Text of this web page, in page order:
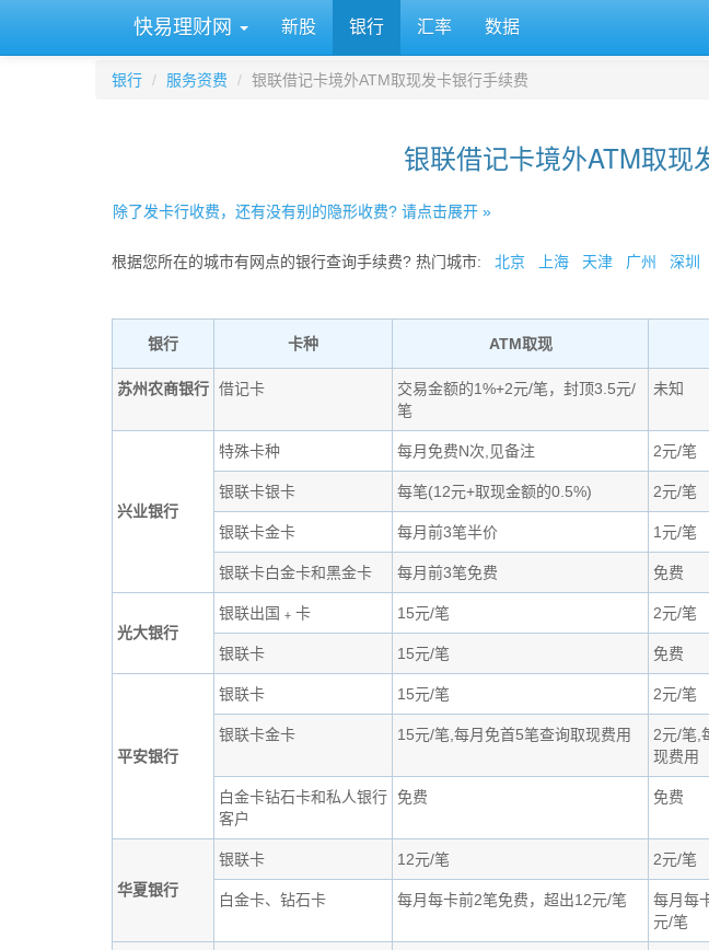
快易理财网 新股 银行 汇率 数据
银行 服务资费 银联借记卡境外ATM取现发卡银行手续费
银联借记卡境外ATM取现
除了发卡行收费，还有没有别的隐形收费? 请点击展开 »
根据您所在的城市有网点的银行查询手续费? 热门城市: 北京 上海 天津 广州 深圳
银行 卡种 ATM取现
苏州农商银行 借记卡
交易金额的1%+2元/笔，封顶3.5元/
笔
未知
兴业银行
特殊卡种 每月免费N次,见备注 2元/笔
银联卡银卡 每笔(12元+取现金额的0.5%) 2元/笔
银联卡金卡 每月前3笔半价 1元/笔
银联卡白金卡和黑金卡 每月前3笔免费 免费
光大银行
银联出国﹢卡 15元/笔 2元/笔
银联卡 15元/笔 免费
平安银行
银联卡 15元/笔 2元/笔
银联卡金卡 15元/笔,每月免首5笔查询取现费用
2元/笔,
现费用
白金卡钻石卡和私人银行
客户
免费 免费
华夏银行
银联卡 12元/笔 2元/笔
白金卡、钻石卡 每月每卡前2笔免费，超出12元/笔
每月每
元/笔